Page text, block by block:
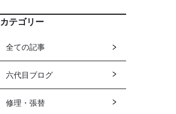
カテゴリー
全ての記事
六代目ブログ
修理・張替